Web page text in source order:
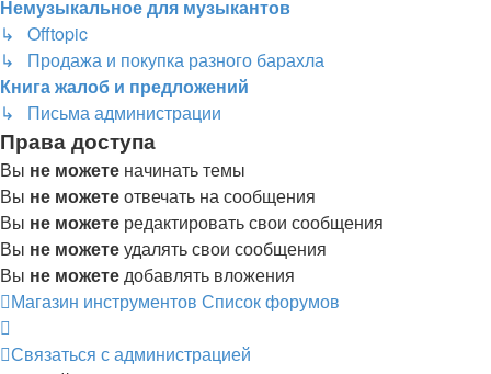
Немузыкальное для музыкантов
↳ Offtopic
↳ Продажа и покупка разного барахла
Книга жалоб и предложений
↳ Письма администрации
Права доступа
Вы не можете начинать темы
Вы не можетеотвечать на сообщения
Вы не можете редактировать свои сообщения
Вы не можетеудалять свои сообщения
Вы не можетедобавлять вложения
Магазин инструментов Список форумов
Связаться с администрацией